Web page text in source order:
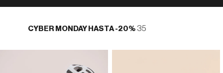
CYBER MONDAY HASTA -20% 35